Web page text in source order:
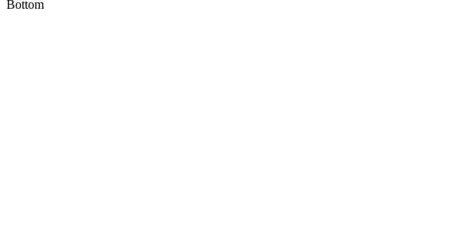
Bottom